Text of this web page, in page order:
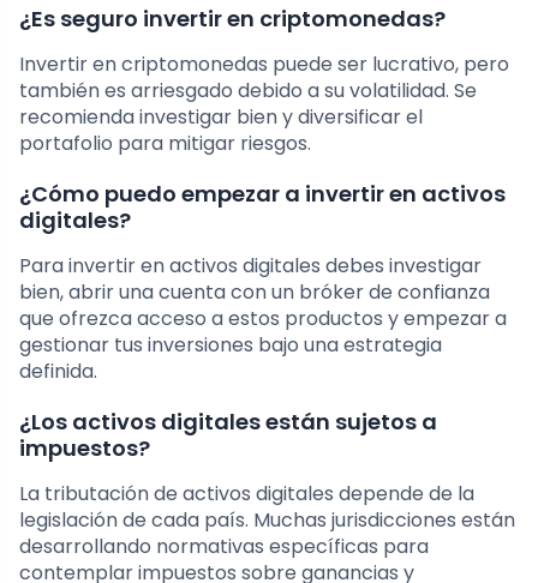
¿Es seguro invertir en criptomonedas?
Invertir en criptomonedas puede ser lucrativo, pero
también es arriesgado debido a su volatilidad. Se
recomienda investigar bien y diversificar el
portafolio para mitigar riesgos.
¿Cómo puedo empezar a invertir en activos
digitales?
Para invertir en activos digitales debes investigar
bien, abrir una cuenta con un bróker de confianza
que ofrezca acceso a estos productos y empezar a
gestionar tus inversiones bajo una estrategia
definida.
¿Los activos digitales están sujetos a
impuestos?
La tributación de activos digitales depende de la
legislación de cada país. Muchas jurisdicciones están
desarrollando normativas específicas para
contemplar impuestos sobre ganancias y